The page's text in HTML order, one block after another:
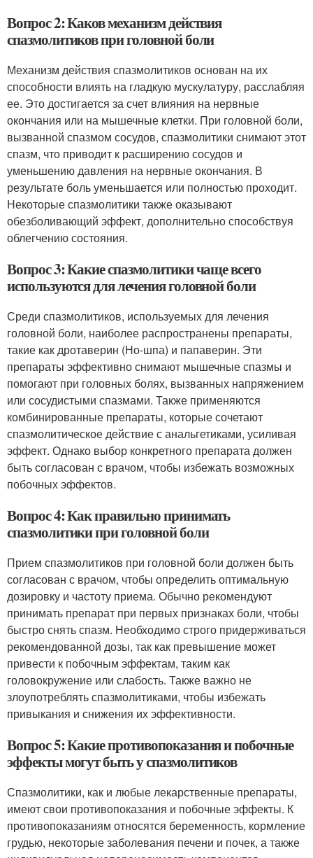
Вопрос 2: Каков механизм действия
спазмолитиков при головной боли
Механизм действия спазмолитиков основан на их
способности влиять на гладкую мускулатуру, расслабляя
ее. Это достигается за счет влияния на нервные
окончания или на мышечные клетки. При головной боли,
вызванной спазмом сосудов, спазмолитики снимают этот
спазм, что приводит к расширению сосудов и
уменьшению давления на нервные окончания. В
результате боль уменьшается или полностью проходит.
Некоторые спазмолитики также оказывают
обезболивающий эффект, дополнительно способствуя
облегчению состояния.
Вопрос 3: Какие спазмолитики чаще всего
используются для лечения головной боли
Среди спазмолитиков, используемых для лечения
головной боли, наиболее распространены препараты,
такие как дротаверин (Но-шпа) и папаверин. Эти
препараты эффективно снимают мышечные спазмы и
помогают при головных болях, вызванных напряжением
или сосудистыми спазмами. Также применяются
комбинированные препараты, которые сочетают
спазмолитическое действие с анальгетиками, усиливая
эффект. Однако выбор конкретного препарата должен
быть согласован с врачом, чтобы избежать возможных
побочных эффектов.
Вопрос 4: Как правильно принимать
спазмолитики при головной боли
Прием спазмолитиков при головной боли должен быть
согласован с врачом, чтобы определить оптимальную
дозировку и частоту приема. Обычно рекомендуют
принимать препарат при первых признаках боли, чтобы
быстро снять спазм. Необходимо строго придерживаться
рекомендованной дозы, так как превышение может
привести к побочным эффектам, таким как
головокружение или слабость. Также важно не
злоупотреблять спазмолитиками, чтобы избежать
привыкания и снижения их эффективности.
Вопрос 5: Какие противопоказания и побочные
эффекты могут быть у спазмолитиков
Спазмолитики, как и любые лекарственные препараты,
имеют свои противопоказания и побочные эффекты. К
противопоказаниям относятся беременность, кормление
грудью, некоторые заболевания печени и почек, а также